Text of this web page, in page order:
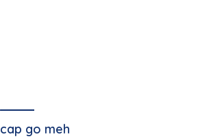
cap go meh